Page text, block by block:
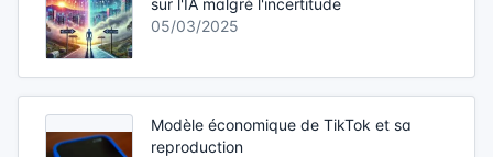
sur l'IA malgré l'incertitude
05/03/2025
Modèle économique de TikTok et sa
reproduction